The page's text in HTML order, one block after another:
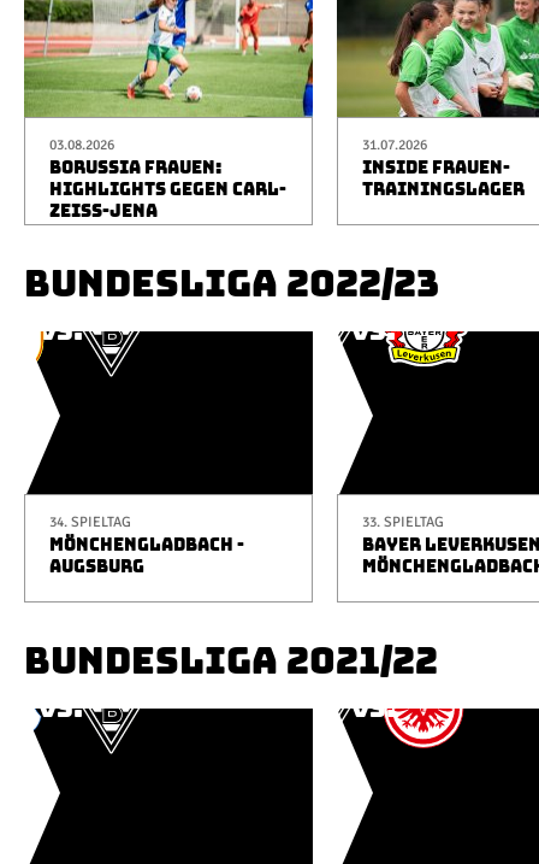
03.08.2026
BORUSSIA FRAUEN:
HIGHLIGHTS GEGEN CARL-
ZEISS-JENA
31.07.2026
INSIDE FRAUEN-
TRAININGSLAGER
BUNDESLIGA 2022/23
34. SPIELTAG
MÖNCHENGLADBACH -
AUGSBURG
33. SPIELTAG
BAYER
BUNDESLIGA 2021/22